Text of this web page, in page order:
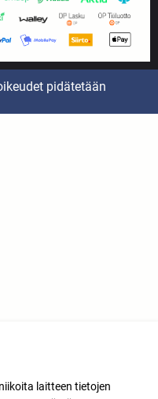
pidätetään
laitteen tietojen